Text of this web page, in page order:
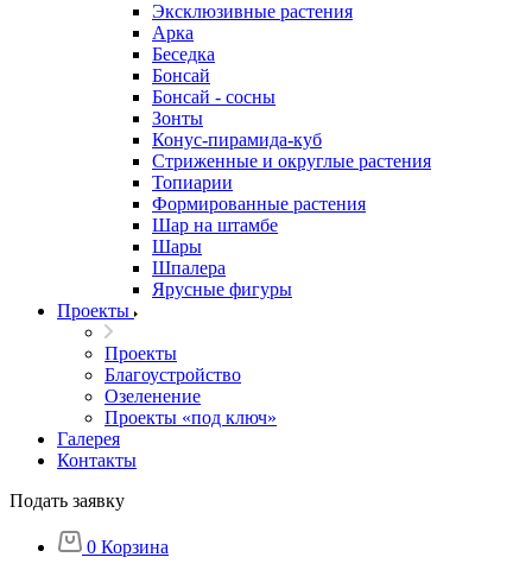
Эксклюзивные растения
Арка
Беседка
Бонсай
Бонсай - сосны
Зонты
Конус-пирамида-куб
Стриженные и округлые растения
Топиарии
Формированные растения
Шар на штамбе
Шары
Шпалера
Ярусные фигуры
Проекты
Проекты
Благоустройство
Озеленение
Проекты «под ключ»
Галерея
Контакты
Подать заявку
0 Корзина